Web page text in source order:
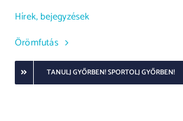
Hírek, bejegyzések
Örömfutás
TANULJ GYŐRBEN! SPORTOLJ GYŐRBEN!